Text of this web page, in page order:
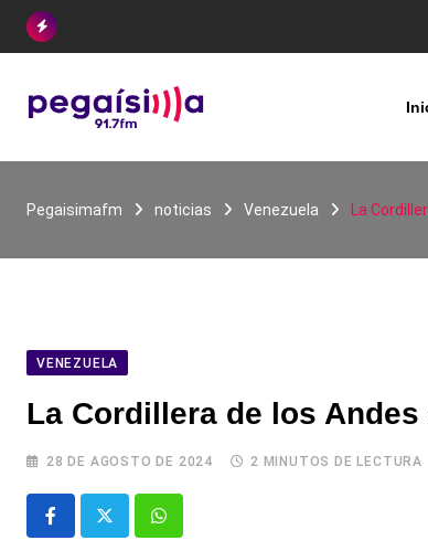
Skip
Pegaisimafm noticias Venezuela La
VENEZUELA
La Cordillera de los
28 DE AGOSTO DE 2024 2 MINUTOS DE LECTURA
Whatsapp